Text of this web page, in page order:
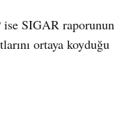
SIGAR raporunun
ortaya koyduğu